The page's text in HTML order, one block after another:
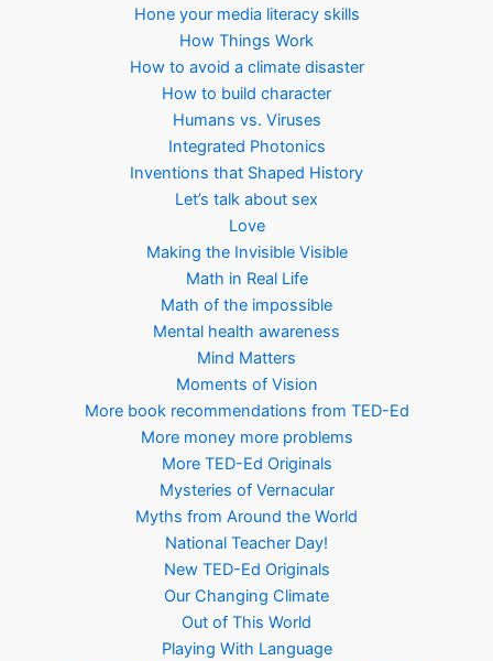
Hone your media literacy skills
How Things Work
How to avoid a climate disaster
How to build character
Humans vs. Viruses
Integrated Photonics
Inventions that Shaped History
Let’s talk about sex
Love
Making the Invisible Visible
Math in Real Life
Math of the impossible
Mental health awareness
Mind Matters
Moments of Vision
More book recommendations from TED-Ed
More money more problems
More TED-Ed Originals
Mysteries of Vernacular
Myths from Around the World
National Teacher Day!
New TED-Ed Originals
Our Changing Climate
Out of This World
Playing With Language